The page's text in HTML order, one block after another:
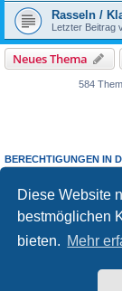
Diese Website
bestmöglichen
bieten. Mehr
Rasseln /
Letzter Beitrag
Neues Thema
584
BERECHTIGUNGEN IN
Du darfst
keine
Du darfst deine Beiträge
Du darfst deine Beiträge
keine